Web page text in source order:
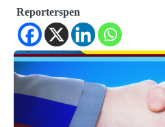
Reporterspen